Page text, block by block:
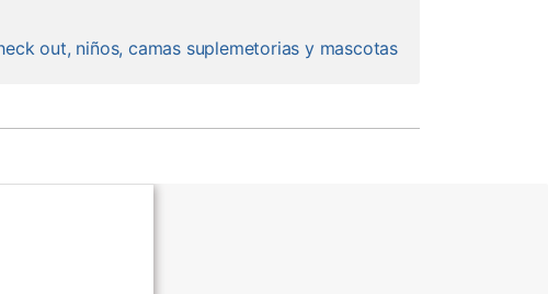
out, niños, camas suplemetorias y mascotas